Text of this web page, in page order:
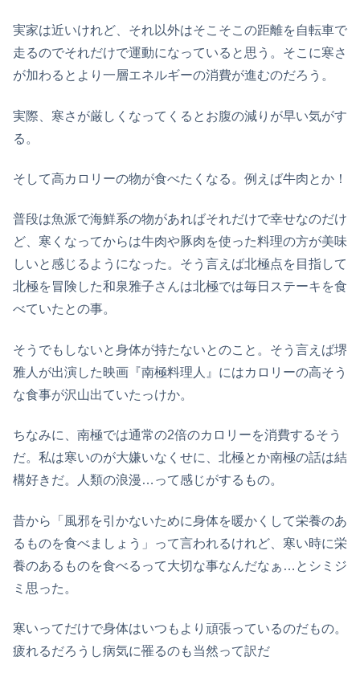
実家は近いけれど、それ以外はそこそこの距離を自転車で
走るのでそれだけで運動になっていると思う。そこに寒さ
が加わるとより一層エネルギーの消費が進むのだろう。
実際、寒さが厳しくなってくるとお腹の減りが早い気がす
る。
そして高カロリーの物が食べたくなる。例えば牛肉とか！
普段は魚派で海鮮系の物があればそれだけで幸せなのだけ
ど、寒くなってからは牛肉や豚肉を使った料理の方が美味
しいと感じるようになった。そう言えば北極点を目指して
北極を冒険した和泉雅子さんは北極では毎日ステーキを食
べていたとの事。
そうでもしないと身体が持たないとのこと。そう言えば堺
雅人が出演した映画『南極料理人』にはカロリーの高そう
な食事が沢山出ていたっけか。
ちなみに、南極では通常の2倍のカロリーを消費するそう
だ。私は寒いのが大嫌いなくせに、北極とか南極の話は結
構好きだ。人類の浪漫…って感じがするもの。
昔から「風邪を引かないために身体を暖かくして栄養のあ
るものを食べましょう」って言われるけれど、寒い時に栄
養のあるものを食べるって大切な事なんだなぁ…とシミジ
ミ思った。
寒いってだけで身体はいつもより頑張っているのだもの。
疲れるだろうし病気に罹るのも当然って訳だ